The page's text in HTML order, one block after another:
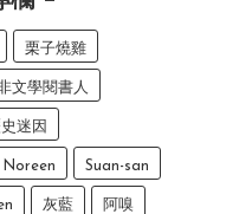
栗子燒雞
文學閱書人
迷因
Noreen Suan-san
灰藍 阿嗅